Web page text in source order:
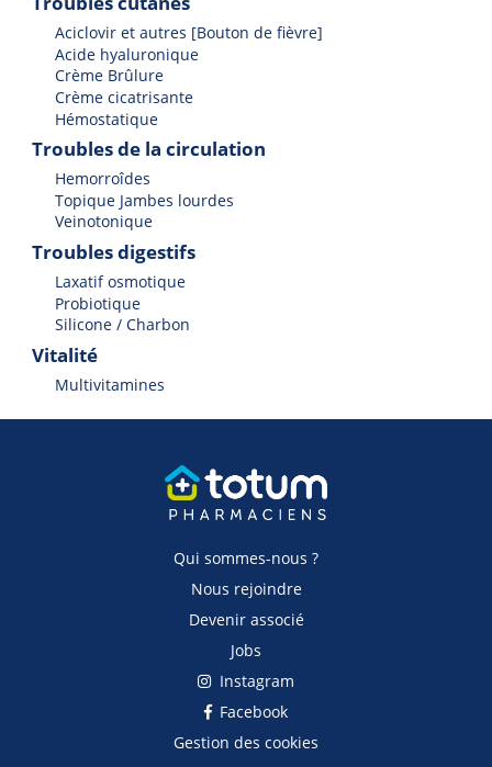
Aciclovir et autres [Bouton de fièvre]
Acide hyaluronique
Crème Brûlure
Crème cicatrisante
Hémostatique
Troubles de la circulation
Hemorroîdes
Topique Jambes lourdes
Veinotonique
Troubles digestifs
Laxatif osmotique
Probiotique
Silicone / Charbon
Vitalité
Multivitamines
Qui sommes-nous ?
Nous rejoindre
Devenir associé
Jobs
Instagram
Facebook
Gestion des cookies